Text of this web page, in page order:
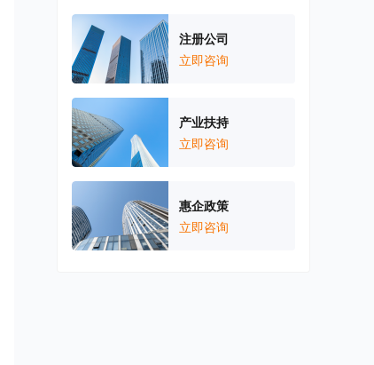
注册公司
立即咨询
产业扶持
立即咨询
惠企政策
立即咨询